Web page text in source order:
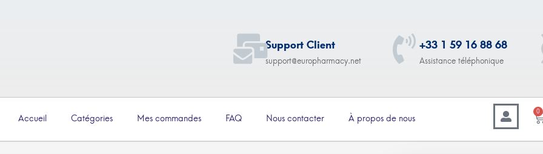
Support Client
support@europharmacy.net
+33 1 59 16 88 68
Assistance téléphonique
Accueil Catégories Mes commandes FAQ Nous contacter À propos de nous
0